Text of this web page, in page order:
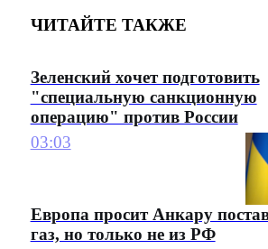
ЧИТАЙТЕ ТАКЖЕ
Зеленский хочет подготовить
"специальную санкционную
операцию" против России
03:03
Европа просит Анкару
газ, но только не из РФ